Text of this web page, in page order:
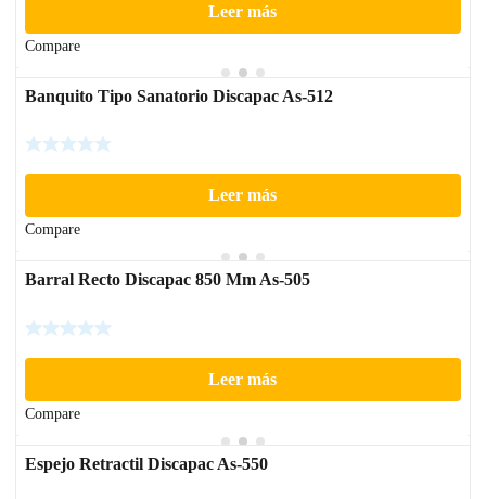
Leer más
Compare
Banquito Tipo Sanatorio Discapac As-512
Leer más
Compare
Barral Recto Discapac 850 Mm As-505
Leer más
Compare
Espejo Retractil Discapac As-550